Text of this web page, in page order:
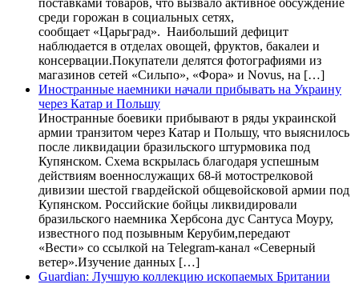
поставками товаров, что вызвало активное обсуждение
среди горожан в социальных сетях,
сообщает «Царьград». Наибольший дефицит
наблюдается в отделах овощей, фруктов, бакалеи и
консервации.Покупатели делятся фотографиями из
магазинов сетей «Сильпо», «Фора» и Novus, на […]
Иностранные наемники начали прибывать на Украину
через Катар и Польшу
Иностранные боевики прибывают в ряды украинской
армии транзитом через Катар и Польшу, что выяснилось
после ликвидации бразильского штурмовика под
Купянском. Схема вскрылась благодаря успешным
действиям военнослужащих 68-й мотострелковой
дивизии шестой гвардейской общевойсковой армии под
Купянском. Российские бойцы ликвидировали
бразильского наемника Хербсона дус Сантуса Моуру,
известного под позывным Керубим,передают
«Вести» со ссылкой на Telegram-канал «Северный
ветер».Изучение данных […]
Guardian: Лучшую коллекцию ископаемых Британии